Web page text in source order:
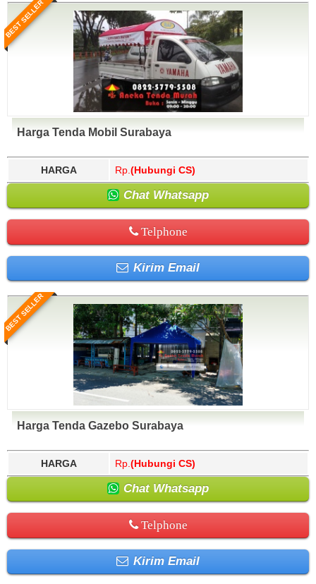
BEST SELLER
Harga Tenda Mobil Surabaya
HARGA Rp. (Hubungi CS)
Chat Whatsapp
Telphone
Kirim Email
BEST SELLER
Harga Tenda Gazebo Surabaya
HARGA Rp. (Hubungi CS)
Chat Whatsapp
Telphone
Kirim Email